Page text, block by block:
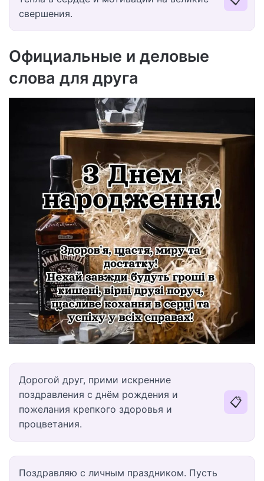
свершения.
Официальные и деловые
слова для друга
Дорогой друг, прими искренние
поздравления с днём рождения и
пожелания крепкого здоровья и
процветания.
📋
Поздравляю с личным праздником. Пусть